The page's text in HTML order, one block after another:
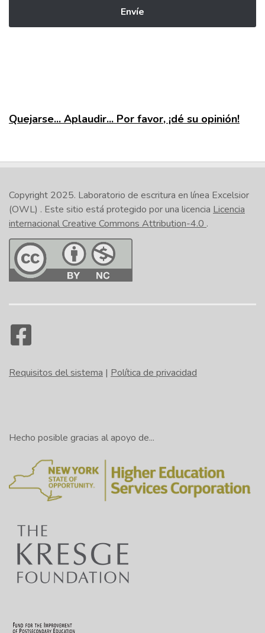
Quejarse... Aplaudir... Por favor, ¡dé su opinión!
Copyright 2025. Laboratorio de escritura en línea Excelsior
(OWL) . Este sitio está protegido por una licencia Licencia
internacional Creative Commons Attribution-4.0 .
Requisitos del sistema | Política de privacidad
Hecho posible gracias al apoyo de...